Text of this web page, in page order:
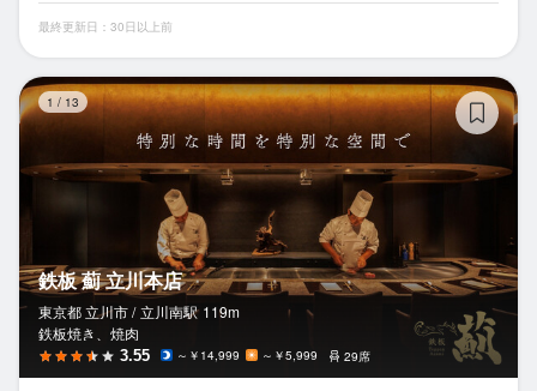
最終更新日：30日以上前
1 / 13
鉄板 薊 立川本店
東京都 立川市 / 立川南駅 119m
鉄板焼き、焼肉
3.55 ～￥14,999 ～￥5,999 29席